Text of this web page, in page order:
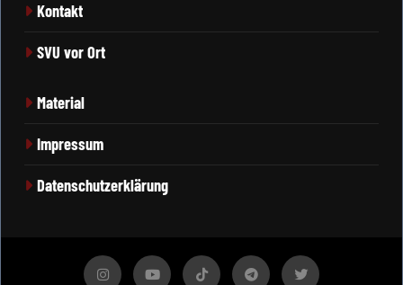
Kontakt
SVU vor Ort
Material
Impressum
Datenschutzerklärung